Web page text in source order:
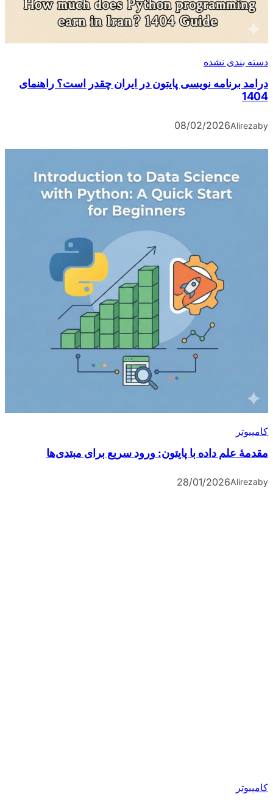
دسته بندی نشده
درامد برنامه نویسی پایتون در ایران چقدر است؟ راهنمای
1404
by
Alireza
08/02/2026
کامپیوتر
مقدمۀ علم داده با پایتون: ورود سریع برای مبتدی‌ها
by
Alireza
28/01/2026
کامپیوتر